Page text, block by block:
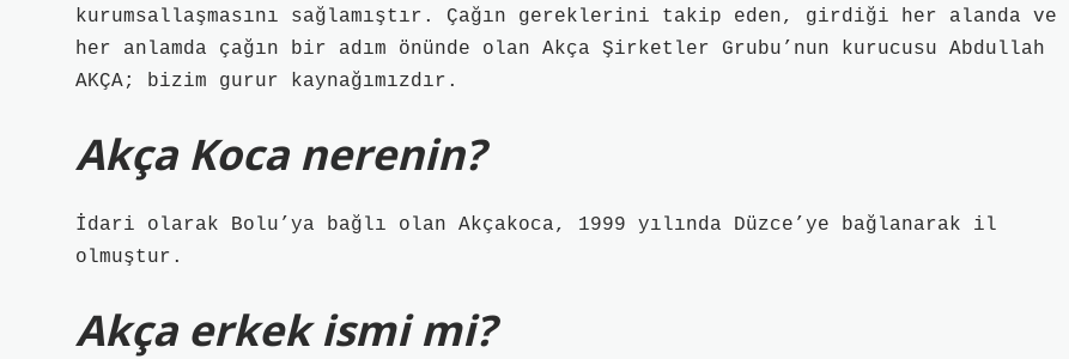
kurumsallaşmasını sağlamıştır. Çağın gereklerini takip eden, girdiği her alanda ve
her anlamda çağın bir adım önünde olan Akça Şirketler Grubu’nun kurucusu Abdullah
AKÇA; bizim gurur kaynağımızdır.
Akça Koca nerenin?
İdari olarak Bolu’ya bağlı olan Akçakoca, 1999 yılında Düzce’ye bağlanarak il
olmuştur.
Akça erkek ismi mi?